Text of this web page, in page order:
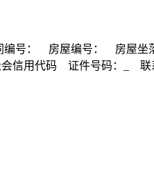
号： 房屋编号： 房屋坐
会信用代码 证件号码：_